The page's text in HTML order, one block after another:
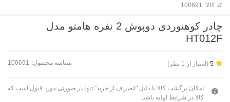
کد کالا: 100691
چادر کوهنوردی دوپوش 2 نفره هامتو مدل
HT012F
(امتیاز از 1 نظر) شناسه محصول: 100691
امکان برگشت کالا با دلیل "انصراف از خرید" تنها در صورتی مورد قبول است که
کالا در شرایط اولیه باشد.